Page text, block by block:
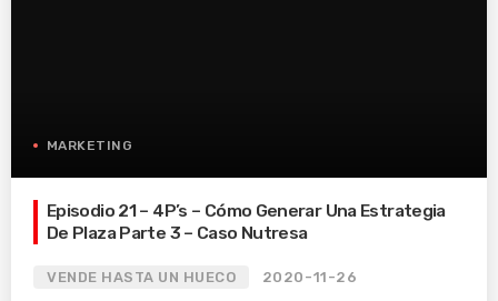
MARKETING
Episodio 21 – 4P’s – Cómo Generar Una Estrategia
De Plaza Parte 3 – Caso Nutresa
VENDE HASTA UN HUECO 2020-11-26